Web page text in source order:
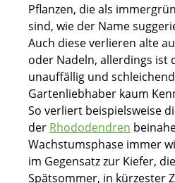
Pflanzen, die als
sind, wie der Name
Auch diese verlieren alte
oder Nadeln, allerdings ist
unauffällig und
Gartenliebhaber kaum
So verliert beispielsweise
der Rhododendren
Wachstumsphase immer
im Gegensatz zur Kiefer,
Spätsommer, in kürzester